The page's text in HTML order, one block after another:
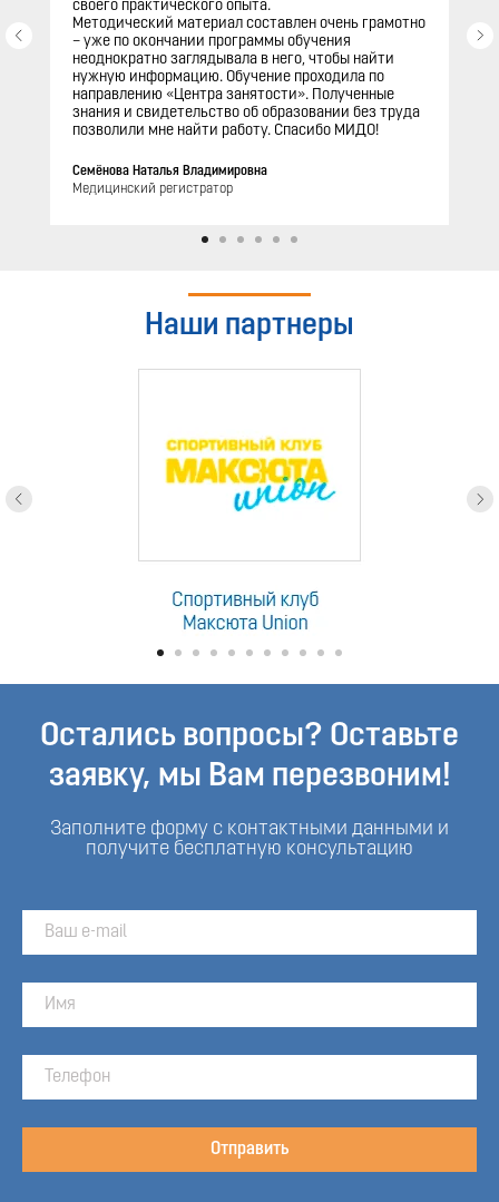
своего практического опыта.
Методический материал составлен очень грамотно
– уже по окончании программы обучения
неоднократно заглядывала в него, чтобы найти
нужную информацию. Обучение проходила по
направлению «Центра занятости». Полученные
знания и свидетельство об образовании без труда
позволили мне найти работу. Спасибо МИДО!
Семёнова Наталья Владимировна
Медицинский регистратор
Наши партнеры
Остались вопросы? Оставьте
заявку, мы Вам перезвоним!
Заполните форму с контактными данными и
получите бесплатную консультацию
Отправить